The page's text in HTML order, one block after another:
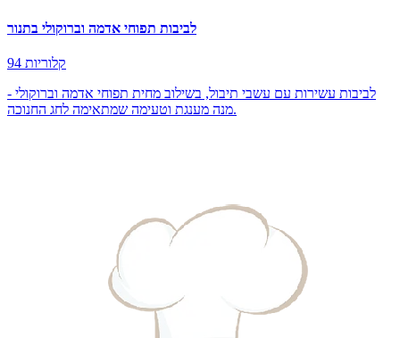
לביבות תפוחי אדמה וברוקולי בתנור
94 קלוריות
לביבות עשירות עם עשבי תיבול, בשילוב מחית תפוחי אדמה וברוקולי -
מנה מענגת וטעימה שמתאימה לחג החנוכה.